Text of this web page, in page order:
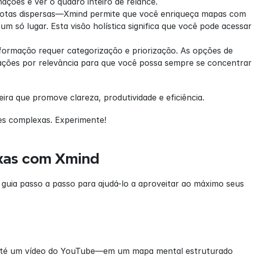
dispersas—Xmind permite que você enriqueça mapas com
só lugar. Esta visão holística significa que você pode acessar
requer categorização e priorização. As opções de
por relevância para que você possa sempre se concentrar
que promove clareza, produtividade e eficiência.
complexas. Experimente!
com Xmind
passo a passo para ajudá-lo a aproveitar ao máximo seus
vídeo do YouTube—em um mapa mental estruturado